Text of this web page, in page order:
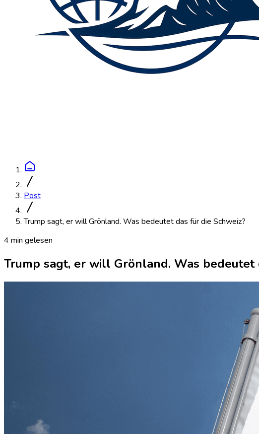
Post
Trump sagt, er will Grönland. Was bedeutet das für die Schweiz?
4 min gelesen
Trump sagt, er will Grönland. Was bedeutet